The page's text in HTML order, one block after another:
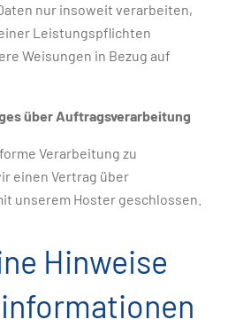
nur insoweit verarbeiten,
Leistungspflichten
Weisungen in Bezug auf
über Auftragsverarbeitung
Verarbeitung zu
einen Vertrag über
unserem Hoster geschlossen.
Hinweise